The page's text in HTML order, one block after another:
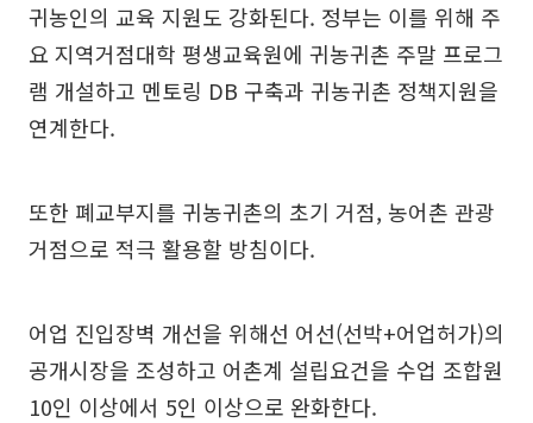
귀농인의 교육 지원도 강화된다. 정부는 이를 위해 주
요 지역거점대학 평생교육원에 귀농귀촌 주말 프로그
램 개설하고 멘토링 DB 구축과 귀농귀촌 정책지원을
연계한다.
또한 폐교부지를 귀농귀촌의 초기 거점, 농어촌 관광
거점으로 적극 활용할 방침이다.
어업 진입장벽 개선을 위해선 어선(선박+어업허가)의
공개시장을 조성하고 어촌계 설립요건을 수업 조합원
10인 이상에서 5인 이상으로 완화한다.